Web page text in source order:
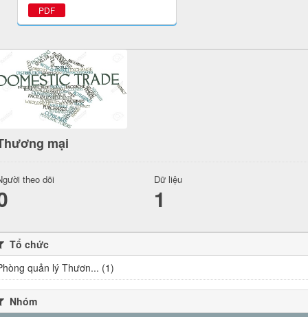
PDF
mại
theo dõi Dữ liệu
1
Tổ chức
quản lý Thươn... (1)
Nhóm